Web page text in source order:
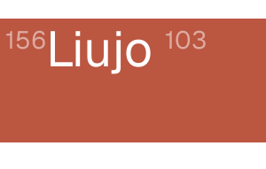
156Liujo 103